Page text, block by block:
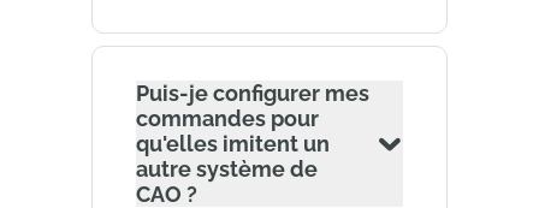
Puis-je configurer mes
commandes pour
qu'elles imitent un
autre système de
CAO ?